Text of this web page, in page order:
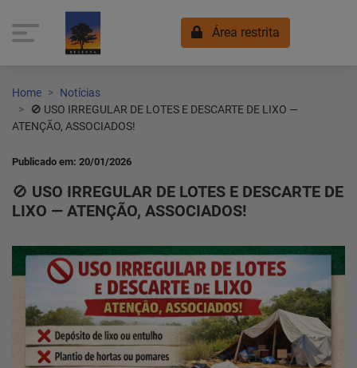
Área restrita
Home
Home
Notícias
🚫 USO IRREGULAR DE LOTES E DESCARTE DE LIXO —
ATENÇÃO, ASSOCIADOS!
Publicado em: 20/01/2026
🚫 USO IRREGULAR DE LOTES E DESCARTE DE
LIXO — ATENÇÃO, ASSOCIADOS!